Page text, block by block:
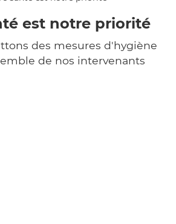
est notre priorité
des mesures d'hygiène
de nos intervenants